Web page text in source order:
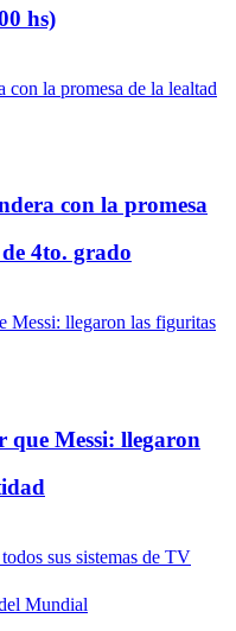
hs)
con la promesa
4to. grado
que Messi: llegaron